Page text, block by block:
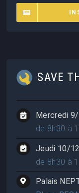
SAVE
Mercredi
de 8h30 à
Jeudi 10/
de 8h30 à
Palais